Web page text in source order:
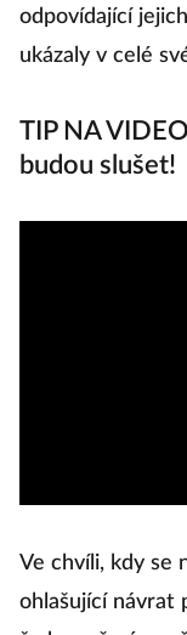
odpovídající
ukázaly v celé
TIP NA
budou slušet!
Ve chvíli, kdy se
ohlašující návrat